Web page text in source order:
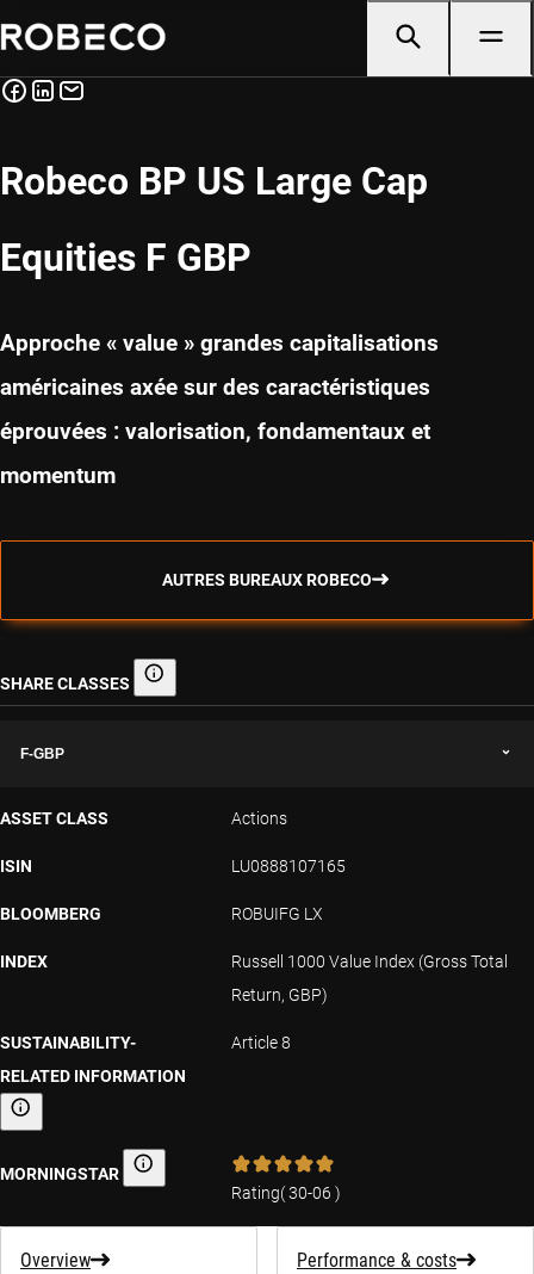
Robeco BP US Large Cap
Equities F GBP
Approche « value » grandes capitalisations
américaines axée sur des caractéristiques
éprouvées : valorisation, fondamentaux et
momentum
AUTRES BUREAUX ROBECO
SHARE CLASSES Share classes
F-GBP
ASSET CLASS Actions
ISIN LU0888107165
BLOOMBERG ROBUIFG LX
INDEX
Russell 1000 Value Index (Gross Total
Return, GBP)
SUSTAINABILITY-
RELATED INFORMATION
Sustainability-related information
Article 8
MORNINGSTAR Morningstar
Rating(30-06 )
Overview Performance & costs